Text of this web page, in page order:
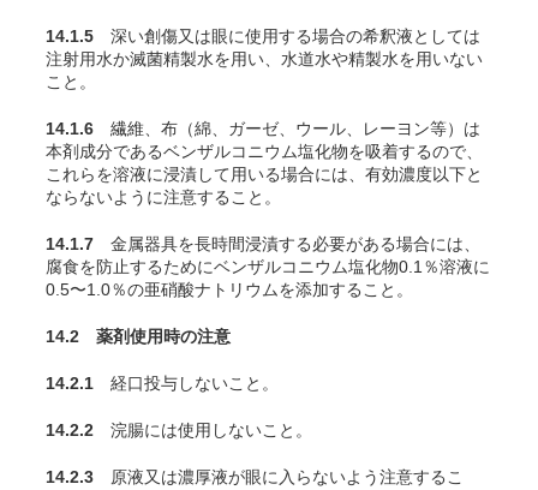
14.1.5 深い創傷又は眼に使用する場合の希釈液としては
注射用水か滅菌精製水を用い、水道水や精製水を用いない
こと。
14.1.6 繊維、布（綿、ガーゼ、ウール、レーヨン等）は
本剤成分であるベンザルコニウム塩化物を吸着するので、
これらを溶液に浸漬して用いる場合には、有効濃度以下と
ならないように注意すること。
14.1.7 金属器具を長時間浸漬する必要がある場合には、
腐食を防止するためにベンザルコニウム塩化物0.1％溶液に
0.5〜1.0％の亜硝酸ナトリウムを添加すること。
14.2 薬剤使用時の注意
14.2.1 経口投与しないこと。
14.2.2 浣腸には使用しないこと。
14.2.3 原液又は濃厚液が眼に入らないよう注意するこ